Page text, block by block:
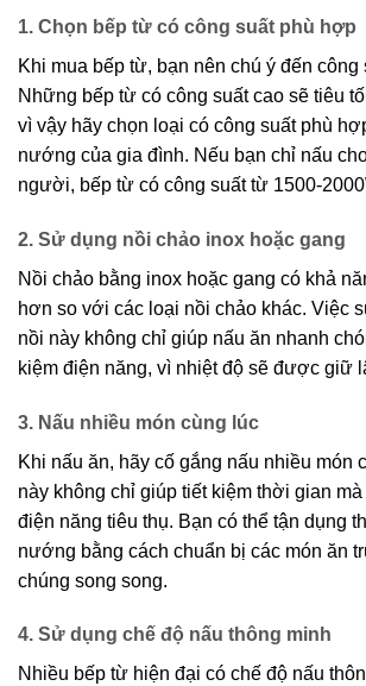
1. Chọn bếp từ có công suất phù hợp
Khi mua bếp từ, bạn nên chú ý đến công
Những bếp từ có công suất cao sẽ tiêu
vì vậy hãy chọn loại có công suất phù
nướng của gia đình. Nếu bạn chỉ nấu
người, bếp từ có công suất từ 1500-
2. Sử dụng nồi chảo inox hoặc gang
Nồi chảo bằng inox hoặc gang có khả
hơn so với các loại nồi chảo khác. Việc
nồi này không chỉ giúp nấu ăn nhanh
kiệm điện năng, vì nhiệt độ sẽ được giữ
3. Nấu nhiều món cùng lúc
Khi nấu ăn, hãy cố gắng nấu nhiều món
này không chỉ giúp tiết kiệm thời gian
điện năng tiêu thụ. Bạn có thể tận dụng
nướng bằng cách chuẩn bị các món ăn
chúng song song.
4. Sử dụng chế độ nấu thông minh
Nhiều bếp từ hiện đại có chế độ nấu